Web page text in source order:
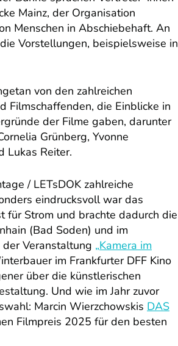
Mainz, der Organisation
Menschen in Abschiebehaft. An
Vorstellungen, beispielsweise in
von den zahlreichen
Filmschaffenden, die Einblicke in
der Filme gaben, darunter
Grünberg, Yvonne
Lukas Reiter.
/ LETsDOK zahlreiche
eindrucksvoll war das
für Strom und brachte dadurch die
(Bad Soden) und im
Veranstaltung „Kamera im
im Frankfurter DFF Kino
über die künstlerischen
Und wie im Jahr zuvor
Marcin Wierzchowskis DAS
Filmpreis 2025 für den besten